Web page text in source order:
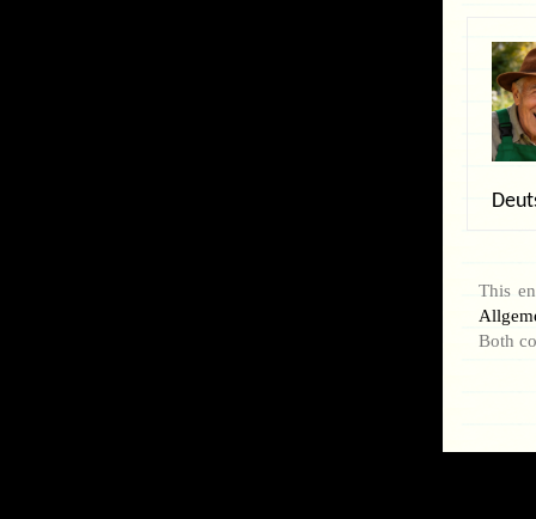
This
Both